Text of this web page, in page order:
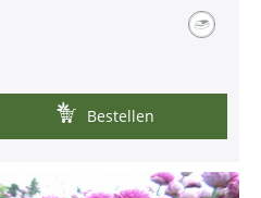
Bestellen